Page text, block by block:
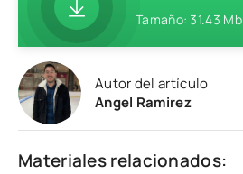
Tamaño: 31.43 Mb
Autor del artículo
Angel Ramirez
Materiales relacionados: